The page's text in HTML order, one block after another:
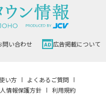
問い合わせ 広告掲載について
い方
よくあるご質問
情報保護方針 利用規約